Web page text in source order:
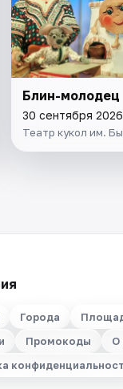
Блин-молодец
30 сентября
Театр кукол им.
Города
Промокоды О